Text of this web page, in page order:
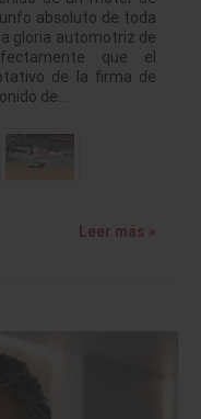
absoluto de toda
gloria automotriz de
que el
de la firma de
de…
Leer más »